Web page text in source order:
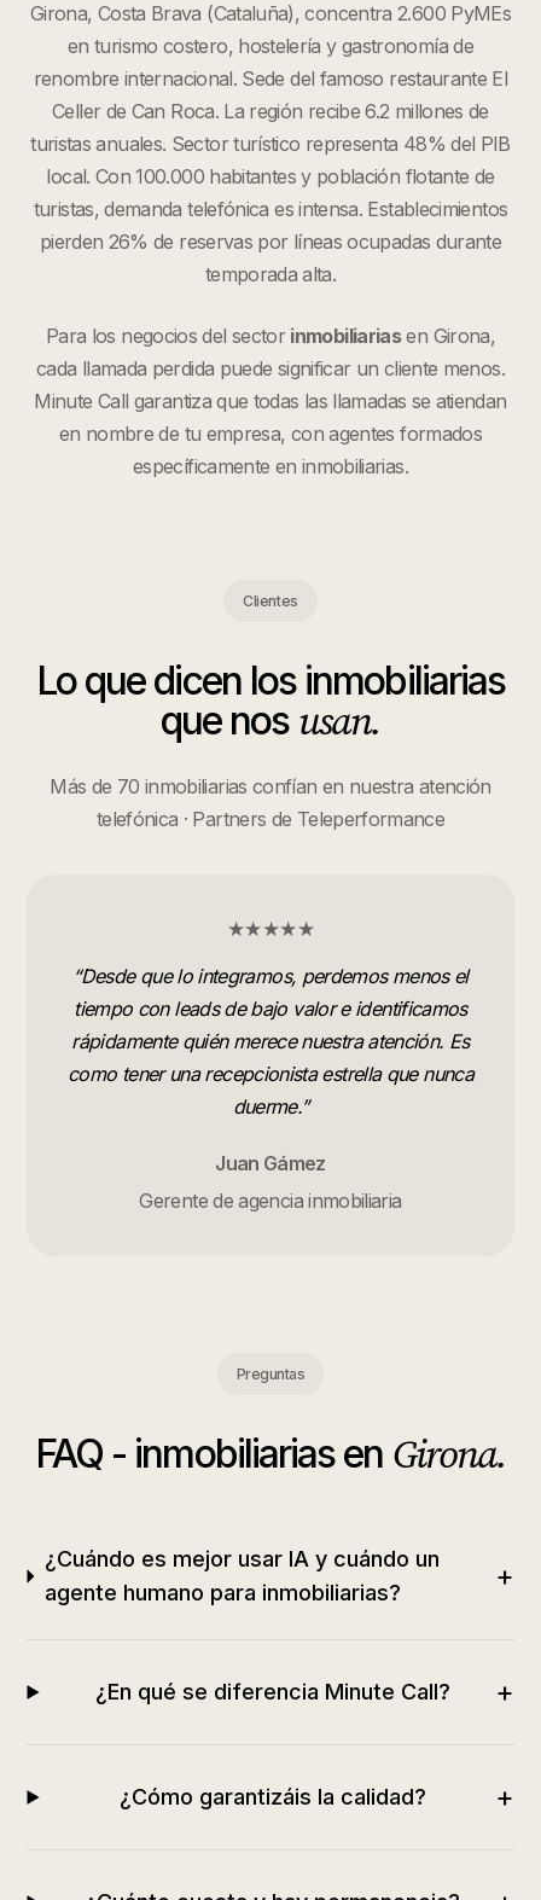
Girona, Costa Brava (Cataluña), concentra 2.600 PyMEs
en turismo costero, hostelería y gastronomía de
renombre internacional. Sede del famoso restaurante El
Celler de Can Roca. La región recibe 6.2 millones de
turistas anuales. Sector turístico representa 48% del PIB
local. Con 100.000 habitantes y población flotante de
turistas, demanda telefónica es intensa. Establecimientos
pierden 26% de reservas por líneas ocupadas durante
temporada alta.
Para los negocios del sector inmobiliariasen Girona,
cada llamada perdida puede significar un cliente menos.
Minute Call garantiza que todas las llamadas se atiendan
en nombre de tu empresa, con agentes formados
específicamente en inmobiliarias.
Clientes
Lo que dicen los inmobiliarias
que nos usan.
Más de 70 inmobiliarias confían en nuestra atención
telefónica · Partners de Teleperformance
★★★★★
“Desde que lo integramos, perdemos menos el
tiempo con leads de bajo valor e identificamos
rápidamente quién merece nuestra atención. Es
como tener una recepcionista estrella que nunca
duerme.”
Juan Gámez
Gerente de agencia inmobiliaria
Preguntas
FAQ - inmobiliariasen Girona.
¿Cuándo es mejor usar IA y cuándo un
agente humano para inmobiliarias?
+
¿En qué se diferencia Minute Call? +
¿Cómo garantizáis la calidad? +